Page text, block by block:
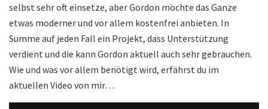
selbst sehr oft einsetze, aber Gordon möchte das Ganze
etwas moderner und vor allem kostenfrei anbieten. In
Summe auf jeden Fall ein Projekt, dass Unterstützung
verdient und die kann Gordon aktuell auch sehr gebrauchen.
Wie und was vor allem benötigt wird, erfährst du im
aktuellen Video von mir…